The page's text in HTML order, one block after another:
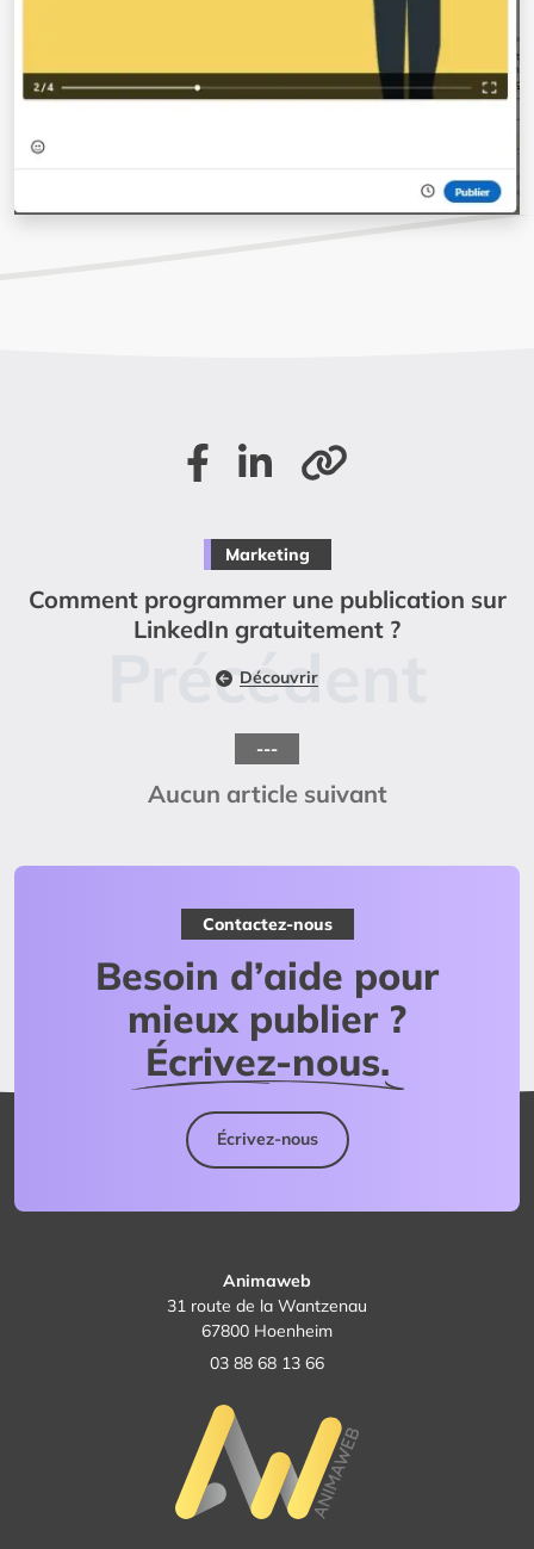
Partager sur Facebook
Partager sur LinkedIn
Marketing
Comment programmer une publication sur
LinkedIn gratuitement ?
Découvrir
---
Aucun article suivant
Contactez-nous
Besoin d’aide pour
mieux publier ?
Écrivez-nous.
Écrivez-nous
Animaweb
31 route de la Wantzenau
67800 Hoenheim
03 88 68 13 66